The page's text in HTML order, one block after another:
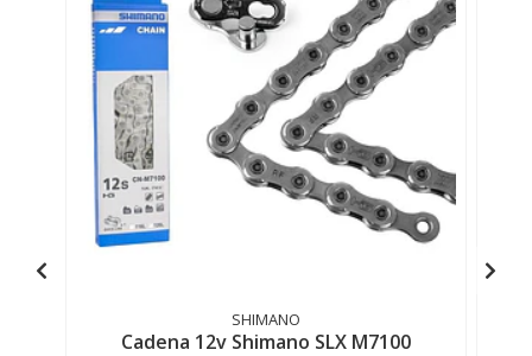
SHIMANO
Cadena 12v Shimano SLX M7100